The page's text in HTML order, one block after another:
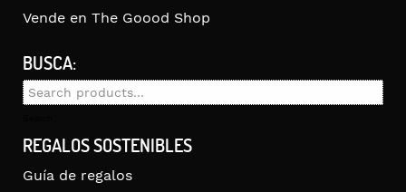
Vende en The Goood Shop
BUSCA:
Search
REGALOS SOSTENIBLES
Guía de regalos